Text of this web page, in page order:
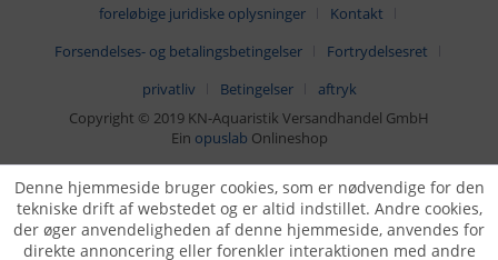
foreløbige juridiske oplysninger
Kontakt
Forsendelses- og betalingsbetingelser
Fortrydelsesret
privatliv
Betingelser
aftryk
Copyright © 2019 KN-Aquaristik Versandhandel GmbH
Ein opuslab Onlineshop
Denne hjemmeside bruger cookies, som er nødvendige for den
tekniske drift af webstedet og er altid indstillet. Andre cookies,
der øger anvendeligheden af denne hjemmeside, anvendes for
direkte annoncering eller forenkler interaktionen med andre